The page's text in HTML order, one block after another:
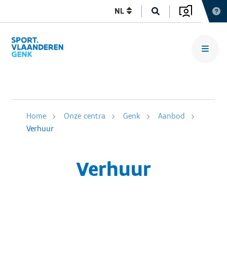
NL
Home Onze centra Genk
Aanbod
Verhuur
Verhuur